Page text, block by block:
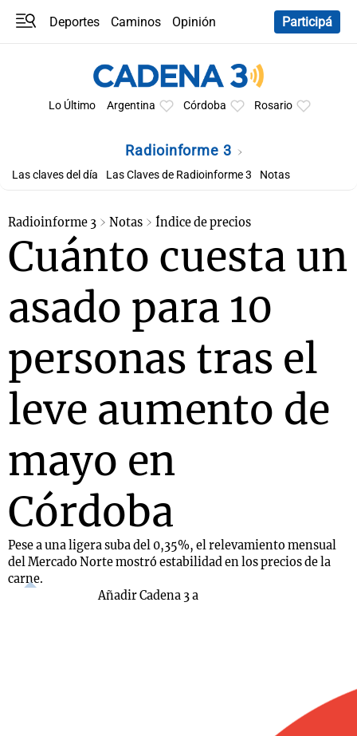
Deportes Caminos
Opinión
Participá
Lo Último Argentina Córdoba Rosario
Radioinforme 3
Las claves del día Las Claves de Radioinforme 3 Notas
Radioinforme 3 Notas Índice de precios
Cuánto cuesta un
asado para 10
personas tras el
leve aumento de
mayo en
Córdoba
Pese a una ligera suba del 0,35%, el relevamiento mensual
del Mercado Norte mostró estabilidad en los precios de la
carne.
Añadir Cadena 3 a